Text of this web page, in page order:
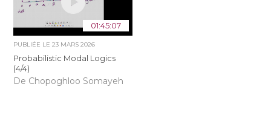
01:45:07
PUBLIÉE LE23 MARS 2026
Probabilistic Modal Logics
(4/4)
De Chopoghloo Somayeh